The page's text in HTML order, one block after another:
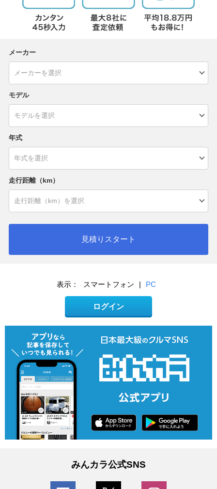
メーカー
モデル
年式
走行距離（km）
見積りスタート
表示： スマートフォン | PC
ログイン
みんカラ公式SNS